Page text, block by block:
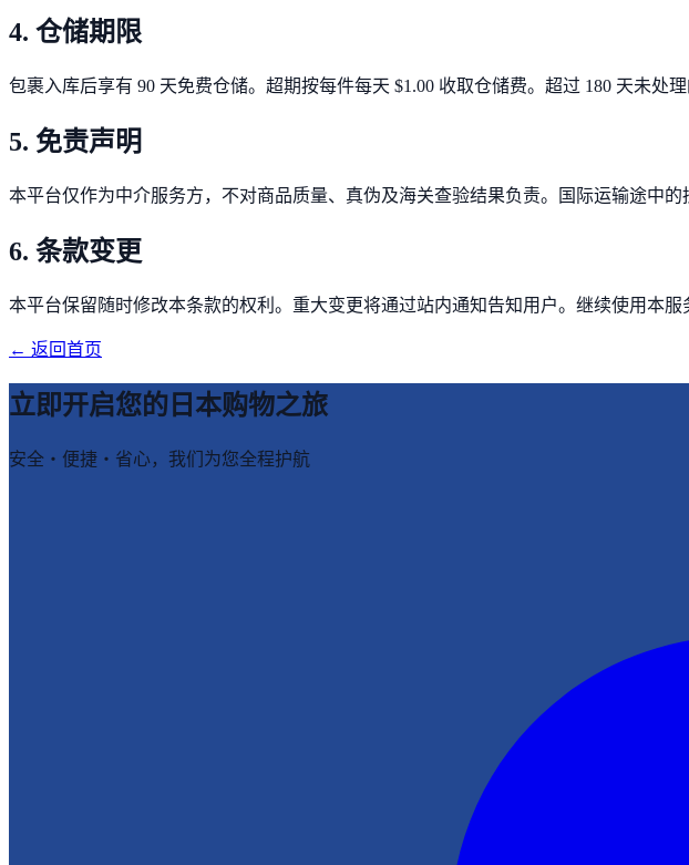
4. 仓储期限
包裹入库后享有 90 天免费仓储。超期按每件每天 $1.00 收取仓储费。超过 180 天未处
5. 免责声明
本平台仅作为中介服务方，不对商品质量、真伪及海关查验结果负责。国际运输途中的
6. 条款变更
本平台保留随时修改本条款的权利。重大变更将通过站内通知告知用户。继续使用本服
← 返回首页
立即开启您的日本购物之旅
安全・便捷・省心，我们为您全程护航